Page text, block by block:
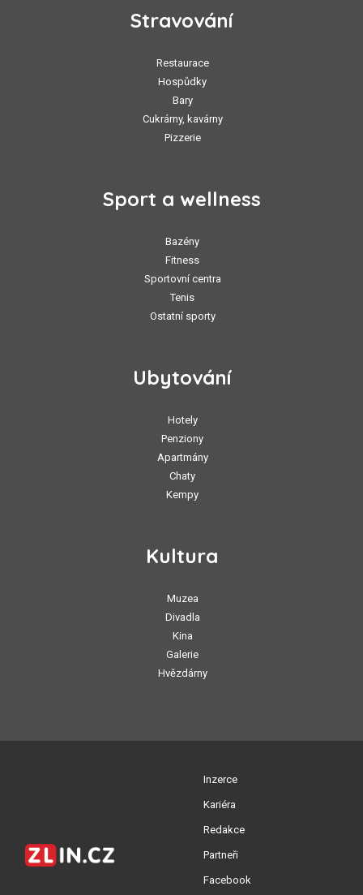
Stravování
Restaurace
Hospůdky
Bary
Cukrárny, kavárny
Pizzerie
Sport a wellness
Bazény
Fitness
Sportovní centra
Tenis
Ostatní sporty
Ubytování
Hotely
Penziony
Apartmány
Chaty
Kempy
Kultura
Muzea
Divadla
Kina
Galerie
Hvězdárny
Inzerce
Kariéra
Redakce
Partneři
Facebook